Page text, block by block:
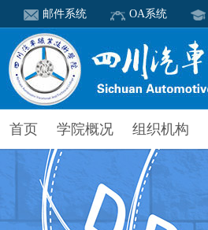
邮件系统 OA系统
首页 学院概况 组织机构